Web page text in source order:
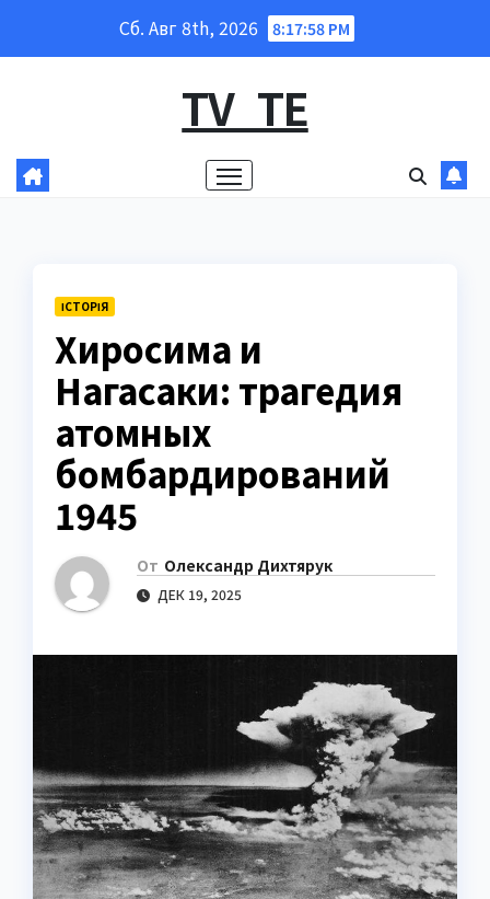
Сб. Авг 8th, 2026 8:17:59 PM
TV_TE
ІСТОРІЯ
Хиросима и
Нагасаки: трагедия
атомных
бомбардирований
1945
От Олександр Дихтярук
ДЕК 19, 2025